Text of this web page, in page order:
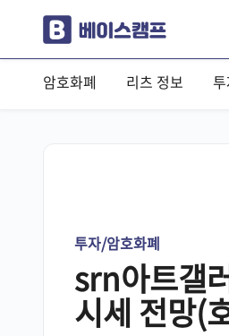
암호화폐 리츠 정보
투자/암호화폐
srn아트갤
시세 전망(